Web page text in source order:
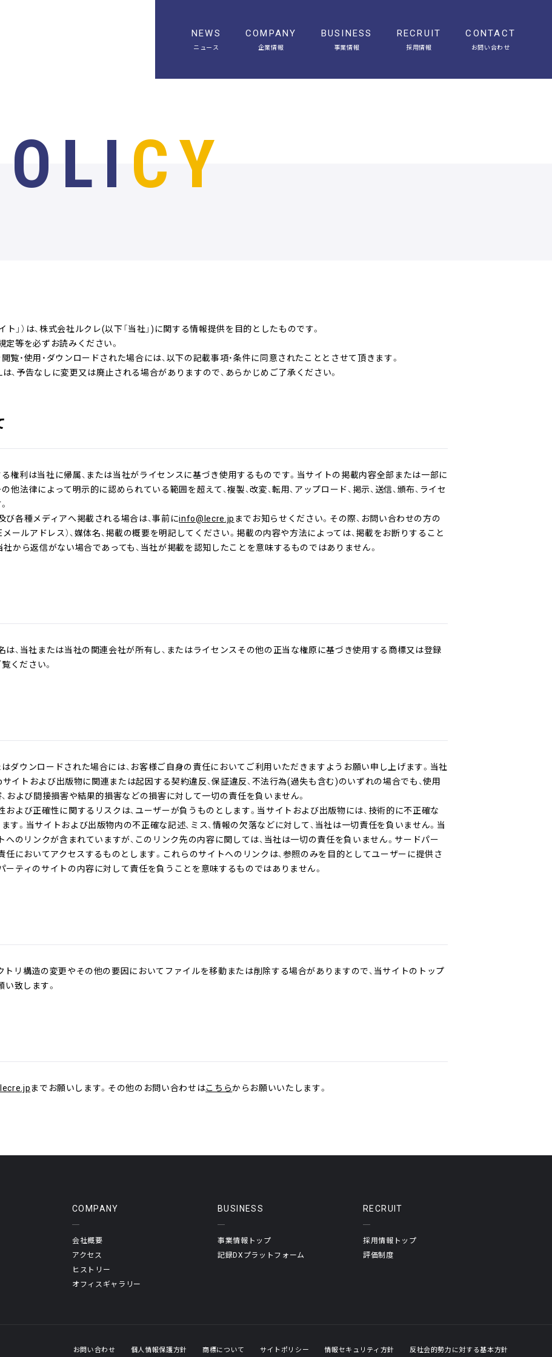
NEWS
ニュース
COMPANY
企業情報
BUSINESS
事業情報
RECRUIT
採用情報
CONTACT
お問い合わせ
CY
ト」）は、株式会社ルクレ(以下「当社」)に関する情報提供を目的としたものです。
定等を必ずお読みください。
・使用・ダウンロードされた場合には、以下の記載事項・条件に同意されたこととさせて頂きます。
、予告なしに変更又は廃止される場合がありますので、あらかじめご了承ください。
権利は当社に帰属、または当社がライセンスに基づき使用するものです。当サイトの掲載内容全部または一部に
他法律によって明示的に認められている範囲を超えて、複製、改変、転用、アップロード、掲示、送信、頒布、ライセ
び各種メディアへ掲載される場合は、事前にinfo@lecre.jp までお知らせください。その際、お問い合わせの方の
メールアドレス）、媒体名、掲載の概要を明記してください。掲載の内容や方法によっては、掲載をお断りすること
から返信がない場合であっても、当社が掲載を認知したことを意味するものではありません。
は、当社または当社の関連会社が所有し、またはライセンスその他の正当な権原に基づき使用する商標又は登録
ください。
ダウンロードされた場合には、お客様ご自身の責任においてご利用いただきますようお願い申し上げます。当社
サイトおよび出版物に関連または起因する契約違反、保証違反、不法行為(過失も含む)のいずれの場合でも、使用
および間接損害や結果的損害などの損害に対して一切の責任を負いません。
および正確性に関するリスクは、ユーザーが負うものとします。当サイトおよび出版物には、技術的に不正確な
。当サイトおよび出版物内の不正確な記述、ミス、情報の欠落などに対して、当社は一切責任を負いません。当
へのリンクが含まれていますが、このリンク先の内容に関しては、当社は一切の責任を負いません。サードパー
任においてアクセスするものとします。これらのサイトへのリンクは、参照のみを目的としてユーザーに提供さ
ーティのサイトの内容に対して責任を負うことを意味するものではありません。
トリ構造の変更やその他の要因においてファイルを移動または削除する場合がありますので、当サイトのトップ
い致します。
までお願いします。その他のお問い合わせはこちらからお願いいたします。
COMPANY
会社概要
アクセス
ヒストリー
オフィスギャラリー
BUSINESS
事業情報トップ
記録DXプラットフォーム
RECRUIT
採用情報トップ
評価制度
お問い合わせ 個人情報保護方針 商標について サイトポリシー 情報セキュリティ方針 反社会的勢力に対する基本方針